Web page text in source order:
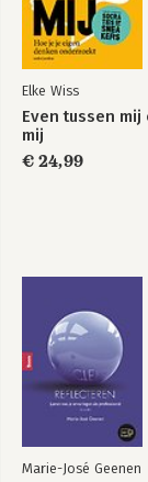
Verder lezen op
Verder lezen
Dankwoord
Wacht! Er is meer
Elke Wiss
Even tussen mij
mij
€ 24,99
Marie-José Geenen